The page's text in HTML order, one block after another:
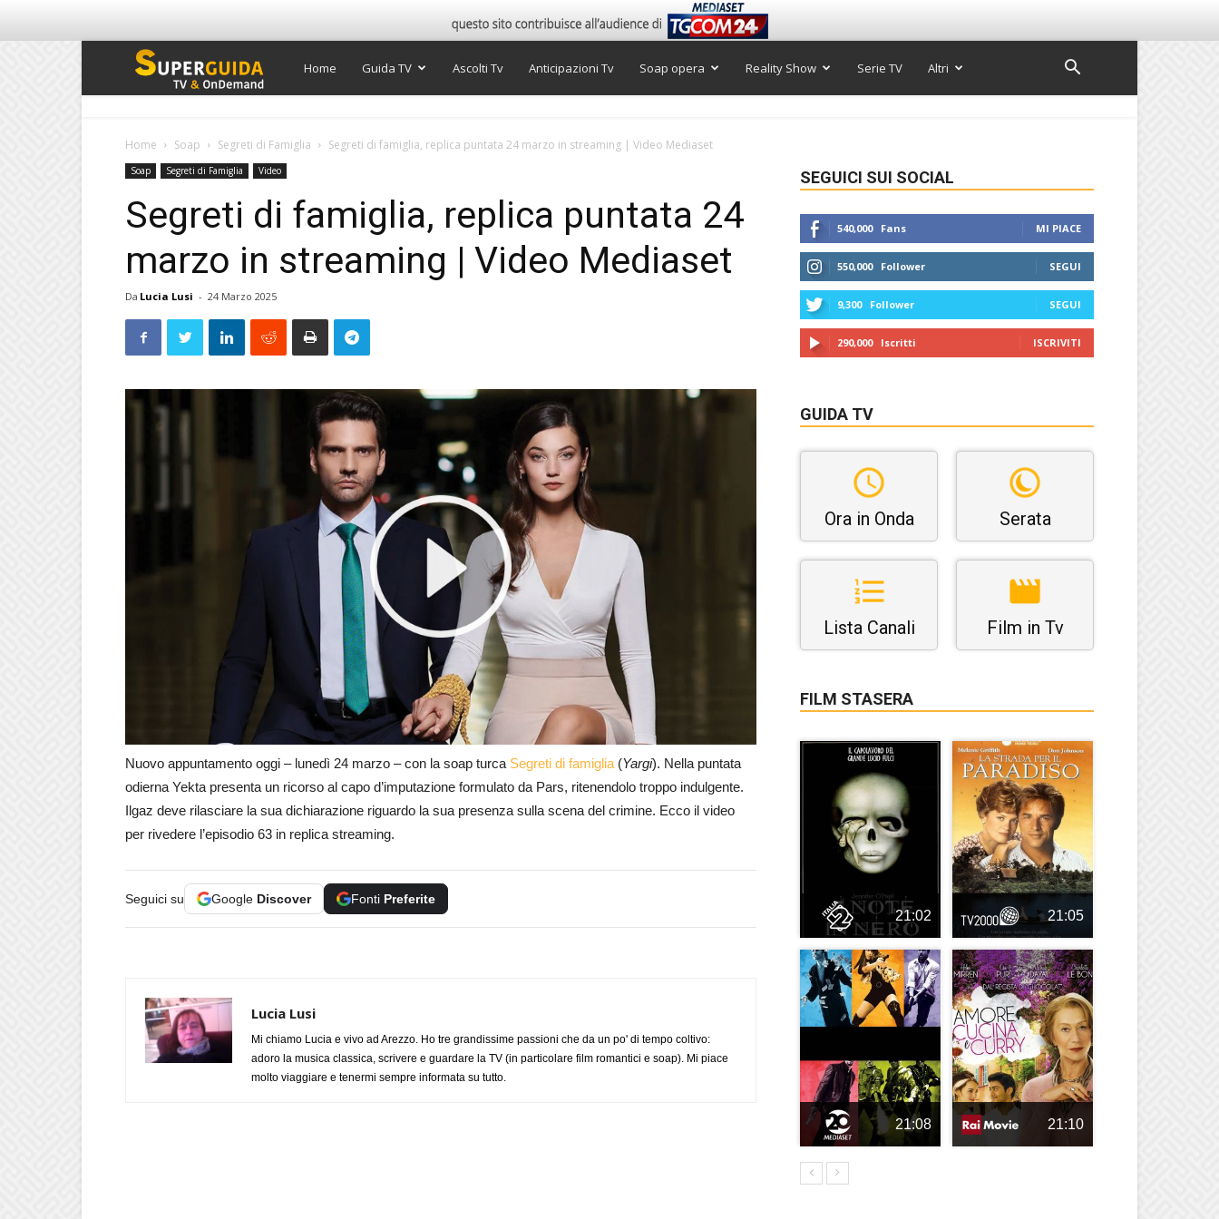
Super
Home Guida TV Ascolti Tv Anticipazioni Tv Soap opera Reality Show Serie TV Altri
Home Soap Segreti di Famiglia Segreti di famiglia, replica puntata 24 marzo in streaming | Video Mediaset
Soap Segreti di Famiglia Video
Segreti di famiglia, replica puntata 24
marzo in streaming | Video Mediaset
Da Lucia Lusi - 24 Marzo 2025
Nuovo appuntamento oggi – lunedì 24 marzo – con la soap turca Segreti di famiglia (Yargi). Nella puntata
odierna Yekta presenta un ricorso al capo d’imputazione formulato da Pars, ritenendolo troppo indulgente.
Ilgaz deve rilasciare la sua dichiarazione riguardo la sua presenza sulla scena del crimine. Ecco il video
per rivedere l’episodio 63 in replica streaming.
Seguici su Google Discover Fonti Preferite
Lucia Lusi
Mi chiamo Lucia e vivo ad Arezzo. Ho tre grandissime passioni che da un po' di tempo coltivo:
adoro la musica classica, scrivere e guardare la TV (in particolare film romantici e soap). Mi piace
molto viaggiare e tenermi sempre informata su tutto.
SEGUICI SUI SOCIAL
540,000 Fans MI PIACE
550,000 Follower SEGUI
9,300 Follower SEGUI
290,000 Iscritti ISCRIVITI
GUIDA TV
Ora in Onda Serata
Lista Canali Film in Tv
FILM STASERA
21:02 21:05
21:08 21:10